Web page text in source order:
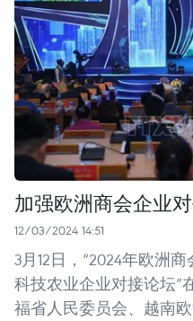
加强欧洲商会企业
12/03/2024 14:51
3月12日，“2024年欧洲
科技农业企业对接论坛”
福省人民委员会、越南